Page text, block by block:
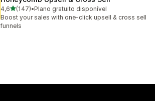
4,6de 5 estrelas
(147)
147 total de avaliações
•Plano gratuito disponível
Boost your sales with one-click upsell & cross sell
funnels